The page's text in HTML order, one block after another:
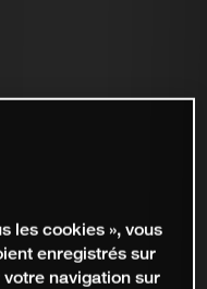
les cookies », vous
enregistrés sur
navigation sur